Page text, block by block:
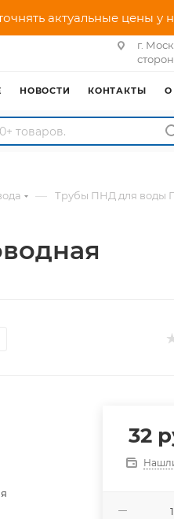
актуальные цены
г.
НОВОСТИ КОНТАКТЫ О
— Трубы ПНД для воды
32